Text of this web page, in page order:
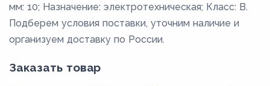
мм: 10; Назначение: электротехническая; Класс: В.
Подберем условия поставки, уточним наличие и
организуем доставку по России.
Заказать товар